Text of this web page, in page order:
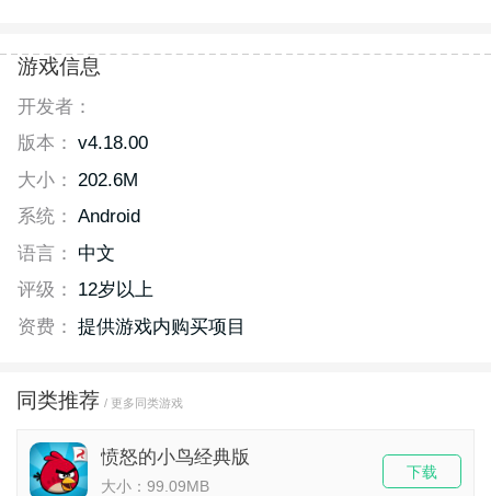
游戏信息
开发者：
版本： v4.18.00
大小： 202.6M
系统： Android
语言：
中文
评级：
12岁以上
资费： 提供游戏内购买项目
同类推荐 / 更多同类游戏
愤怒的小鸟经典版
大小：99.09MB
下载